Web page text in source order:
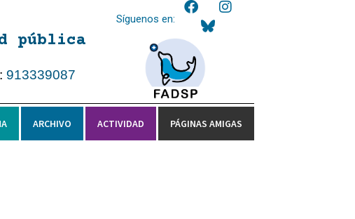
pública
913339087
Síguenos en:
ARCHIVO ACTIVIDAD PÁGINAS AMIGAS